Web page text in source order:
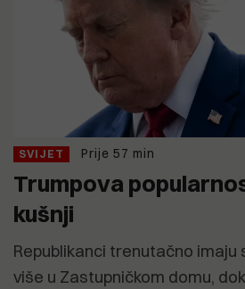
SVIJET Prije 57 min
Trumpova
kušnji
Republikanci trenutačno
više u Zastupničkom domu,